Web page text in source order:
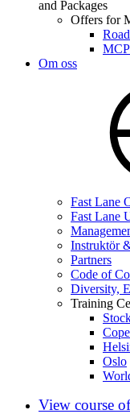
and Packages
Offers for
Om oss
Fast Lane
Fast Lane
Instruktör
Partners
Code of
Diversity,
Training
Oslo
View course